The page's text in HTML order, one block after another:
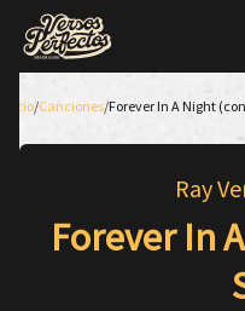
Inicio/Canciones/Forever In A Night
Ray
Forever In